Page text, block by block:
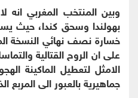
وبين المنتخب المغربي انه
بهولندا وسحق كندا، حيث
خسارة نصف نهائي النسخة
على ان الروح القتالية
الامثل لتعطيل الماكينة
جماهيرية بالعبور الى المربع